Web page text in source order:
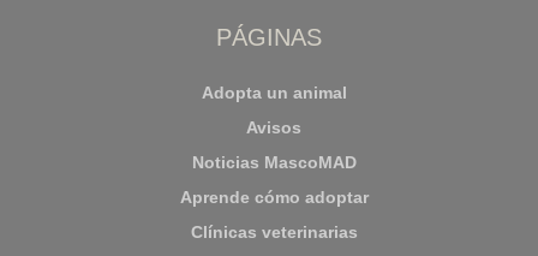
PÁGINAS
Adopta un animal
Avisos
Noticias MascoMAD
Aprende cómo adoptar
Clínicas veterinarias